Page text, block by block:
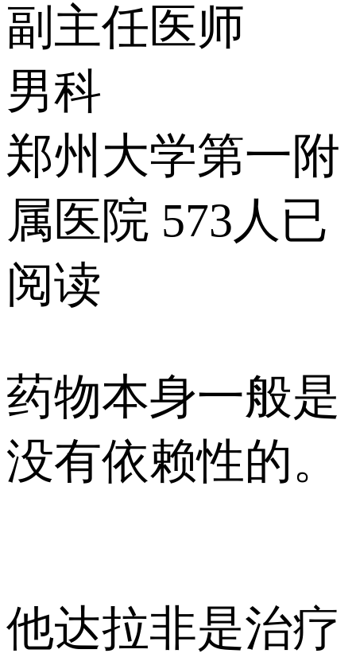
副主任医师
男科
郑州大学第一附
属医院 573人已
阅读
药物本身一般是
没有依赖性的。
他达拉非是治疗